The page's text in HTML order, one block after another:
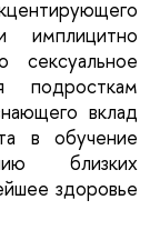
вклад
в обучение
близких
здоровье